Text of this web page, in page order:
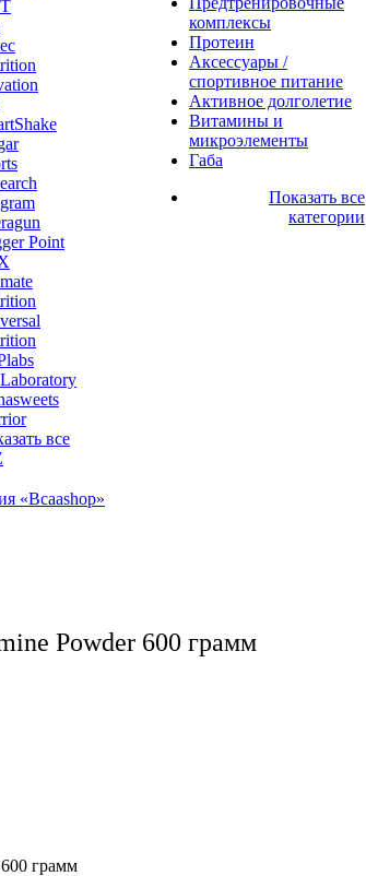
Point
все
комплексы
Протеин
Аксессуары /
спортивное питание
Активное долголетие
Витамины и
микроэлементы
Габа
Показать все
категории
Powder 600 грамм
грамм